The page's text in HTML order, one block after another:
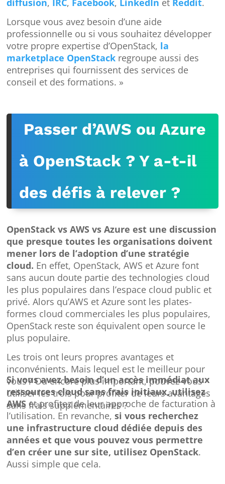
diffusion, IRC, Facebook, LinkedIn et Reddit.
Lorsque vous avez besoin d’une aide
professionnelle ou si vous souhaitez développer
votre propre expertise d’OpenStack, la
marketplace OpenStack regroupe aussi des
entreprises qui fournissent des services de
conseil et des formations. »
Passer d’AWS ou Azure
à OpenStack ? Y a-t-il
des défis à relever ?
OpenStack vs AWS vs Azure est une discussion
que presque toutes les organisations doivent
mener lors de l’adoption d’une stratégie
cloud. En effet, OpenStack, AWS et Azure font
sans aucun doute partie des technologies cloud
les plus populaires dans l’espace cloud public et
privé. Alors qu’AWS et Azure sont les plates-
formes cloud commerciales les plus populaires,
OpenStack reste son équivalent open source le
plus populaire.
Les trois ont leurs propres avantages et
inconvénients. Mais lequel est le meilleur pour
vous ? Ou encore plus important, pouvez-vous
utiliser les trois pour profiter de leurs avantages
sans frais supplémentaires ?
Si vous avez besoin d’un accès immédiat aux
ressources cloud sans frais initiaux, utilisez
AWS et profitez de leur approche de facturation à
l’utilisation. En revanche,si vous recherchez
une infrastructure cloud dédiée depuis des
années et que vous pouvez vous permettre
d’en créer une sur site, utilisez OpenStack.
Aussi simple que cela.